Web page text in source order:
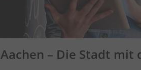
Aachen – Die Stadt mit